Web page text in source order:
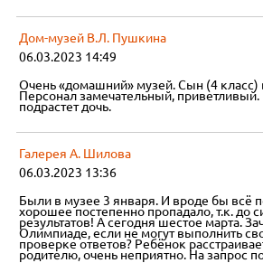
Дом-музей В.Л. Пушкина
06.03.2023 14:49
Очень «домашний» музей. Сын (4 класс)
Персонал замечательный,
подрастет дочь.
Галерея А. Шилова
06.03.2023 13:36
Были в музее 3 января. И вроде бы всё
хорошее постепенно пропадало, т.к. до
результатов! А сегодня шестое марта.
Олимпиаде, если не могут выполнить
проверке ответов? Ребёнок
родителю, очень неприятно. На запрос